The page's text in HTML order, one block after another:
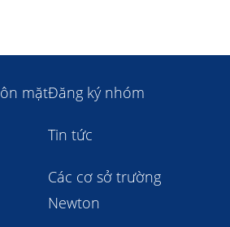
mặtĐăng ký nhóm
Tin tức
Các cơ sở trường
Newton